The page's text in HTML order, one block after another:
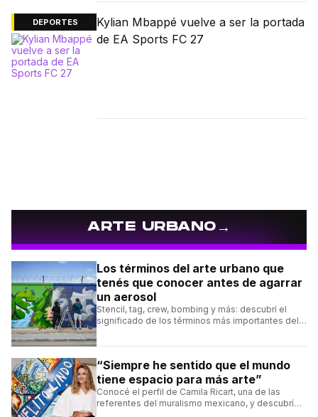
DEPORTES
Kylian Mbappé vuelve a ser la portada
de EA Sports FC 27
ARTE URBANO→
Los términos del arte urbano que
tenés que conocer antes de agarrar
un aerosol
Stencil, tag, crew, bombing y más: descubrí el
significado de los términos más importantes del
“Siempre he sentido que el mundo
tiene espacio para más arte”
Conocé el perfil de Camila Ricart, una de las
referentes del muralismo mexicano, y descubrí